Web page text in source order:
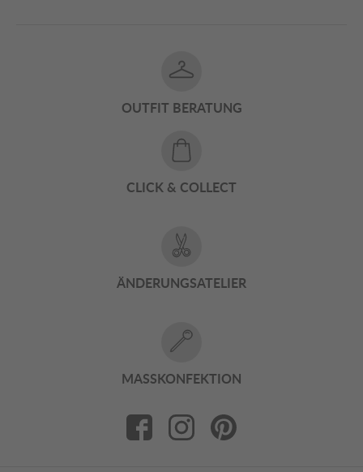
OUTFIT BERATUNG
CLICK & COLLECT
ÄNDERUNGSATELIER
MASSKONFEKTION